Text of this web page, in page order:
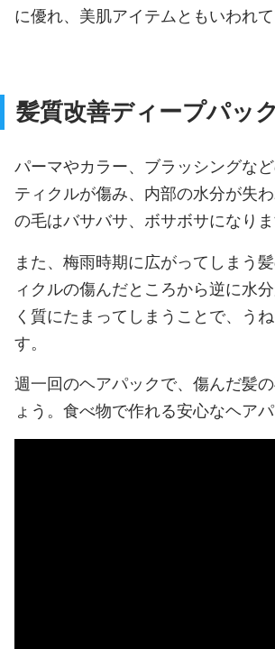
に優れ、美肌アイテムともいわれて
髪質改善ディープパック
パーマやカラー、ブラッシングな
ティクルが傷み、内部の水分が失
の毛はバサバサ、ボサボサになりま
また、梅雨時期に広がってしまう
ィクルの傷んだところから逆に水
く質にたまってしまうことで、う
す。
週一回のヘアパックで、傷んだ髪
ょう。食べ物で作れる安心なヘアパ